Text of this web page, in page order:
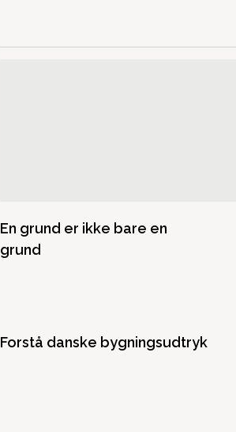
En grund er ikke bare en
grund
Forstå danske bygningsudtryk